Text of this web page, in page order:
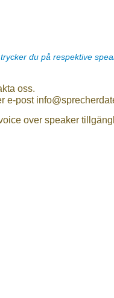
du på respektive
oss.
e-post
over speaker